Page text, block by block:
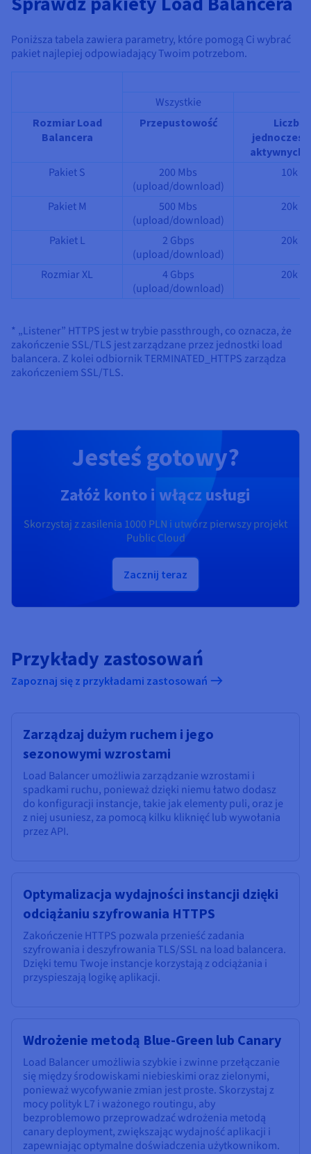
Poniższa tabela zawiera parametry, które pomogą Ci wybrać
pakiet najlepiej odpowiadający Twoim potrzebom.
Wszystkie
Rozmiar Load
Balancera
Przepustowość
Liczba
aktywnych
Pakiet S
200 Mbs
(upload/download)
10k
Pakiet M
500 Mbs
(upload/download)
20k
Pakiet L
2 Gbps
(upload/download)
20k
Rozmiar XL
4 Gbps
(upload/download)
20k
* „Listener” HTTPS jest w trybie passthrough, co oznacza, że
zakończenie SSL/TLS jest zarządzane przez jednostki load
balancera. Z kolei odbiornik TERMINATED_HTTPS zarządza
zakończeniem SSL/TLS.
Jesteś gotowy?
Załóż konto i włącz usługi
Skorzystaj z zasilenia 1000 PLN i utwórz pierwszy projekt
Public Cloud
Zacznij teraz
Przykłady zastosowań
Zapoznaj się z przykładami zastosowań
Zarządzaj dużym ruchem i jego
sezonowymi wzrostami
Load Balancer umożliwia zarządzanie wzrostami i
spadkami ruchu, ponieważ dzięki niemu łatwo dodasz
do konfiguracji instancje, takie jak elementy puli, oraz je
z niej usuniesz, za pomocą kilku kliknięć lub wywołania
przez API.
Optymalizacja wydajności instancji dzięki
odciążaniu szyfrowania HTTPS
Zakończenie HTTPS pozwala przenieść zadania
szyfrowania i deszyfrowania TLS/SSL na load balancera.
Dzięki temu Twoje instancje korzystają z odciążania i
przyspieszają logikę aplikacji.
Wdrożenie metodą Blue-Green lub Canary
Load Balancer umożliwia szybkie i zwinne przełączanie
się między środowiskami niebieskimi oraz zielonymi,
ponieważ wycofywanie zmian jest proste. Skorzystaj z
mocy polityk L7 i ważonego routingu, aby
bezproblemowo przeprowadzać wdrożenia metodą
canary deployment, zwiększając wydajność aplikacji i
zapewniając optymalne doświadczenia użytkownikom.